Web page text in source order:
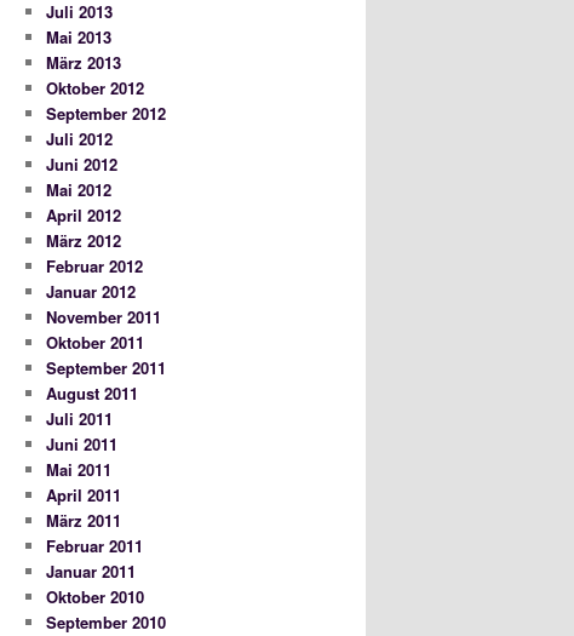
Juli 2013
Mai 2013
März 2013
Oktober 2012
September 2012
Juli 2012
Juni 2012
Mai 2012
April 2012
März 2012
Februar 2012
Januar 2012
November 2011
Oktober 2011
September 2011
August 2011
Juli 2011
Juni 2011
Mai 2011
April 2011
März 2011
Februar 2011
Januar 2011
Oktober 2010
September 2010